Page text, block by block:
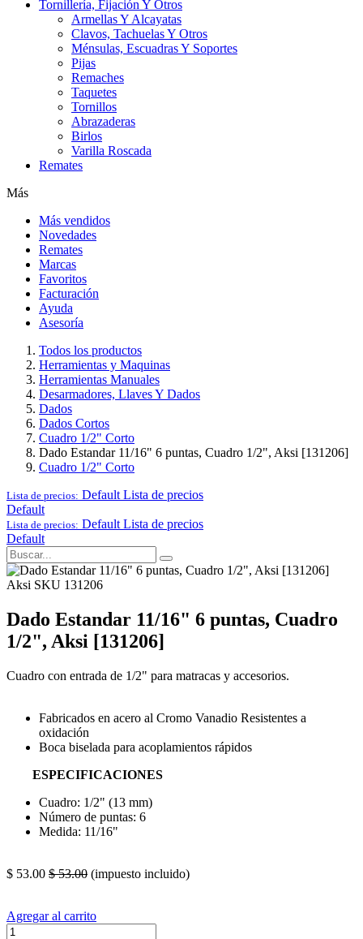
Tornillería, Fijación Y Otros
Armellas Y Alcayatas
Clavos, Tachuelas Y Otros
Ménsulas, Escuadras Y Soportes
Pijas
Remaches
Taquetes
Tornillos
Abrazaderas
Birlos
Varilla Roscada
Remates
Más
Más vendidos
Novedades
Remates
Marcas
Favoritos
Facturación
Ayuda
Asesoría
Todos los productos
Herramientas y Maquinas
Herramientas Manuales
Desarmadores, Llaves Y Dados
Dados
Dados Cortos
Cuadro 1/2" Corto
Dado Estandar 11/16" 6 puntas, Cuadro 1/2", Aksi [131206]
Cuadro 1/2" Corto
Lista de precios: Default Lista de precios
Default
Lista de precios: Default Lista de precios
Default
Aksi SKU 131206
Dado Estandar 11/16" 6 puntas, Cuadro
1/2", Aksi [131206]
Cuadro con entrada de 1/2" para matracas y accesorios.
Fabricados en acero al Cromo Vanadio Resistentes a
oxidación
Boca biselada para acoplamientos rápidos
ESPECIFICACIONES
Cuadro: 1/2" (13 mm)
Número de puntas: 6
Medida: 11/16"
$ 53.00 $53.00 (impuesto incluido)
Agregar al carrito